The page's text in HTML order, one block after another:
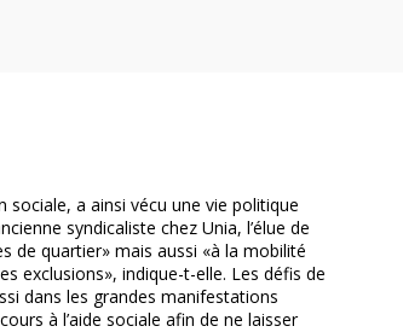
a ainsi vécu une vie politique
syndicaliste chez Unia, l’élue de
de quartier» mais aussi «à la mobilité
exclusions», indique-t-elle. Les défis de
dans les grandes manifestations
à l’aide sociale afin de ne laisser